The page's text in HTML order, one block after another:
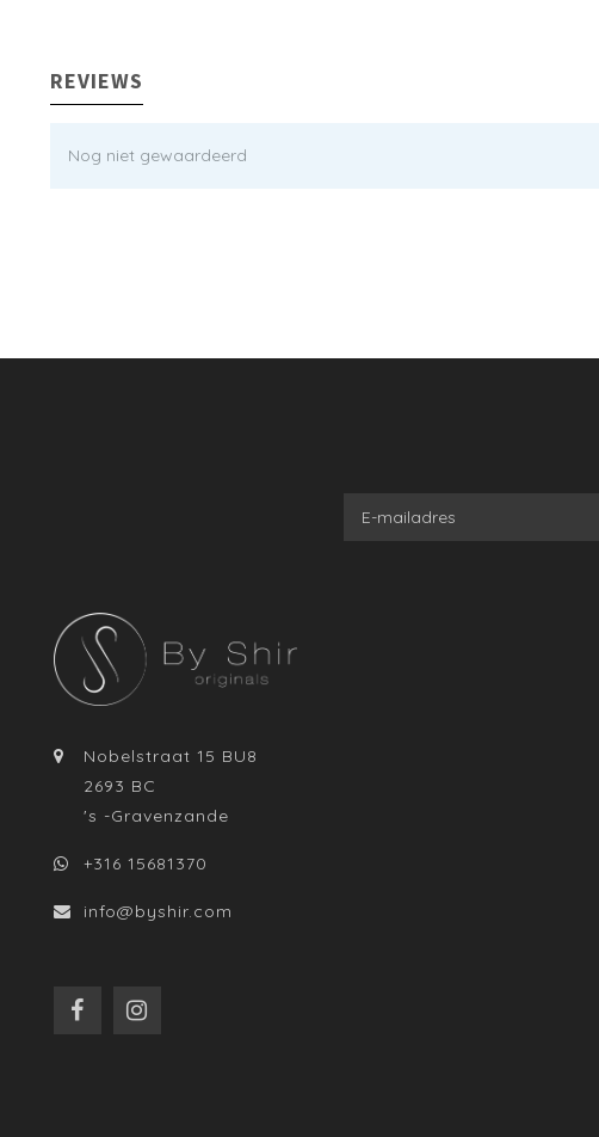
REVIEWS
Nog niet gewaardeerd
Nobelstraat 15 BU8
2693 BC
's -Gravenzande
+316 15681370
info@byshir.com